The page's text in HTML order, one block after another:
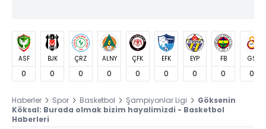
ASF
0
BJK
0
ÇRZ
0
ALNY
0
ÇFK
0
EFK
0
EYP
0
FB
0
GS
0
Haberler Spor Basketbol Şampiyonlar Ligi
Göksenin
Köksal: Burada olmak bizim hayalimizdi - Basketbol
Haberleri